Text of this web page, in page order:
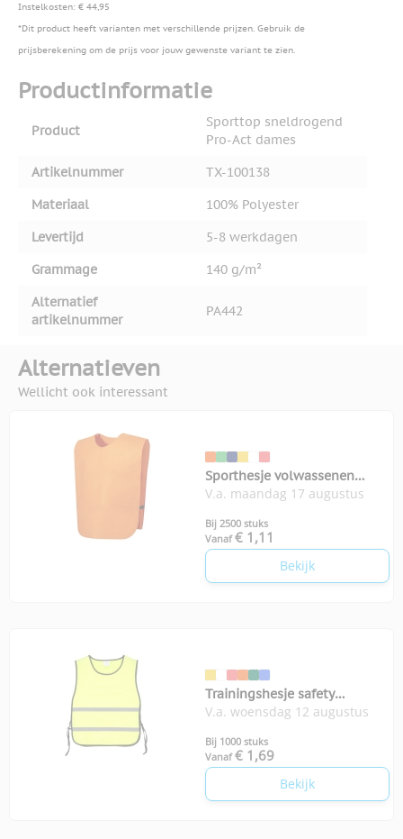
Instelkosten: € 44,95
*Dit product heeft varianten met verschillende prijzen. Gebruik de
prijsberekening om de prijs voor jouw gewenste variant te zien.
Productinformatie
Product
Sporttop sneldrogend
Pro-Act dames
Artikelnummer
TX-100138
Materiaal
100% Polyester
Levertijd
5-8 werkdagen
Grammage
140 g/m²
Alternatief
artikelnummer
PA442
Alternatieven
Wellicht ook interessant
Sporthesje volwassenen
Cambex
V.a. maandag 17 augustus
Bij 2500 stuks
Vanaf € 1,11
Bekijk
Trainingshesje safety
volwassenen
V.a. woensdag 12 augustus
Bij 1000 stuks
Vanaf € 1,69
Bekijk